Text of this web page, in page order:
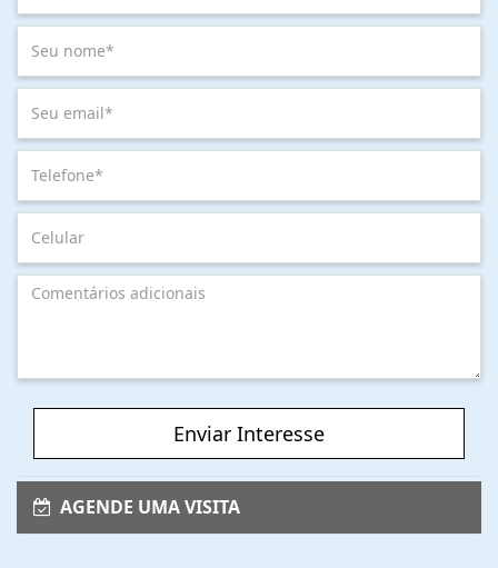
Enviar Interesse
AGENDE UMA VISITA